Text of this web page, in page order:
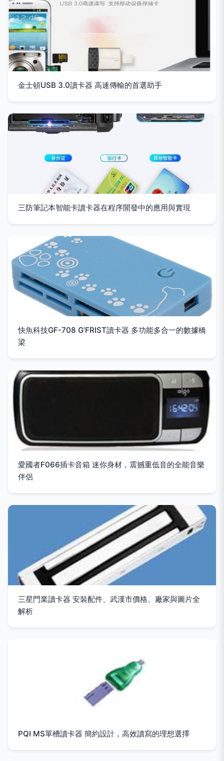
金士頓USB 3.0讀卡器 高速傳輸的首選助手
三防筆記本智能卡讀卡器在程序開發中的應用與實現
快魚科技GF-708 G’FRIST讀卡器 多功能多合一的數據橋
梁
愛國者F066插卡音箱 迷你身材，震撼重低音的全能音樂
伴侶
三星門業讀卡器 安裝配件、武漢市價格、廠家與圖片全
解析
PQI MS單槽讀卡器 簡約設計，高效讀寫的理想選擇